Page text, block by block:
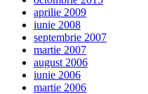
aprilie 2009
iunie 2008
septembrie 2007
martie 2007
august 2006
iunie 2006
martie 2006